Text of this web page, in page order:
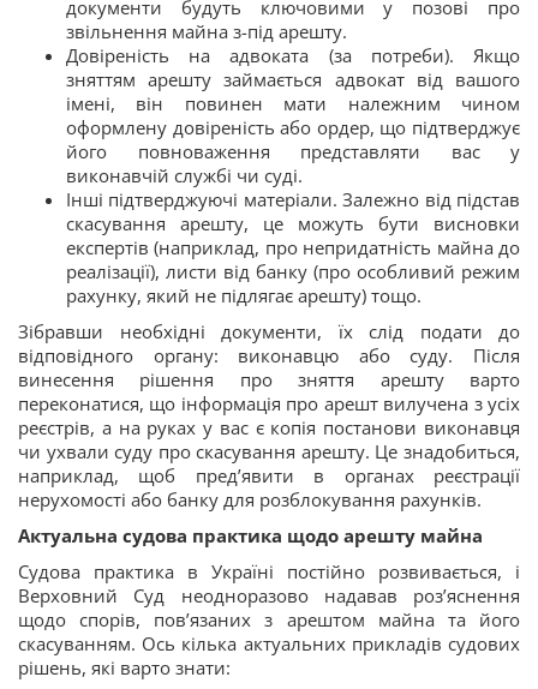
документи будуть ключовими у позові про
звільнення майна з-під арешту.
Довіреність на адвоката (за потреби). Якщо
зняттям арешту займається адвокат від вашого
імені, він повинен мати належним чином
оформлену довіреність або ордер, що підтверджує
його повноваження представляти вас у
виконавчій службі чи суді.
Інші підтверджуючі матеріали. Залежно від підстав
скасування арешту, це можуть бути висновки
експертів (наприклад, про непридатність майна до
реалізації), листи від банку (про особливий режим
рахунку, який не підлягає арешту) тощо.
Зібравши необхідні документи, їх слід подати до
відповідного органу: виконавцю або суду. Після
винесення рішення про зняття арешту варто
переконатися, що інформація про арешт вилучена з усіх
реєстрів, а на руках у вас є копія постанови виконавця
чи ухвали суду про скасування арешту. Це знадобиться,
наприклад, щоб пред’явити в органах реєстрації
нерухомості або банку для розблокування рахунків.
Актуальна судова практика щодо арешту майна
Судова практика в Україні постійно розвивається, і
Верховний Суд неодноразово надавав роз’яснення
щодо спорів, пов’язаних з арештом майна та його
скасуванням. Ось кілька актуальних прикладів судових
рішень, які варто знати: